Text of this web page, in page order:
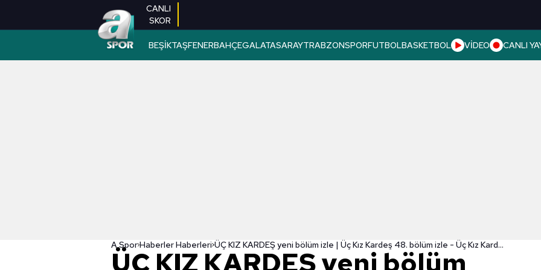
CANLI
SKOR
BEŞİKTAŞFENERBAHÇEGALATASARAYTRABZONSPORFUTBOLBASKETBOL VİDEO CANLI
A SporHaberler Haberleri ÜÇ KIZ KARDEŞ yeni bölüm izle | Üç Kız Kardeş 48. bölüm izle - Üç Kız Kardeş - Kanal D Üç Kız Kardeş izle | Üç Kız Kardeş son bölüm izle
ÜÇ KIZ KARDEŞ yeni bölüm